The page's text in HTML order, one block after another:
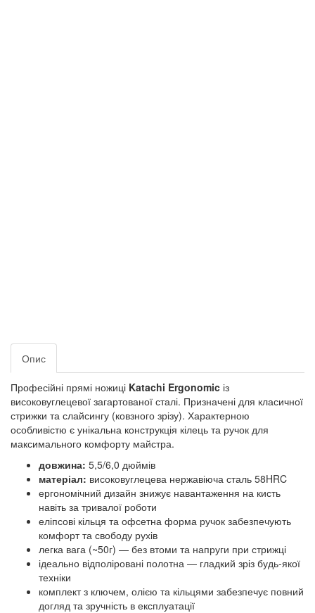
Опис
Професійні прямі ножиці Katachi Ergonomic із
високовуглецевої загартованої сталі. Призначені для класичної
стрижки та слайсингу (ковзного зрізу). Характерною
особливістю є унікальна конструкція кілець та ручок для
максимального комфорту майстра.
довжина: 5,5/6,0 дюймів
матеріал: високовуглецева нержавіюча сталь 58HRC
ергономічний дизайн знижує навантаження на кисть
навіть за тривалої роботи
еліпсові кільця та офсетна форма ручок забезпечують
комфорт та свободу рухів
легка вага (~50г) — без втоми та напруги при стрижці
ідеально відполіровані полотна — гладкий зріз будь-якої
техніки
комплект з ключем, олією та кільцями забезпечує повний
догляд та зручність в експлуатації